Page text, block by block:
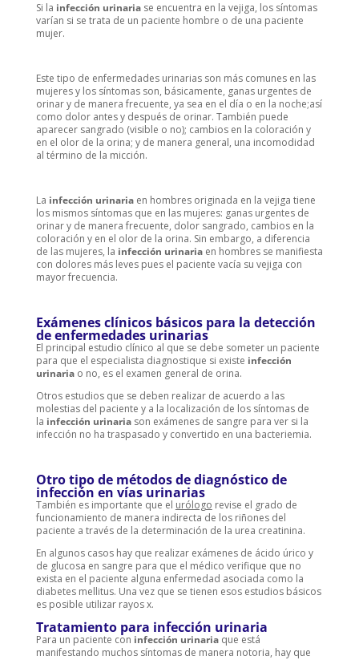
Si la infección urinariase encuentra en la vejiga, los síntomas
varían si se trata de un paciente hombre o de una paciente
mujer.
Este tipo de enfermedades urinarias son más comunes en las
mujeres y los síntomas son, básicamente, ganas urgentes de
orinar y de manera frecuente, ya sea en el día o en la noche;así
como dolor antes y después de orinar. También puede
aparecer sangrado (visible o no); cambios en la coloración y
en el olor de la orina; y de manera general, una incomodidad
al término de la micción.
La infección urinariaen hombres originada en la vejiga tiene
los mismos síntomas que en las mujeres: ganas urgentes de
orinar y de manera frecuente, dolor sangrado, cambios en la
coloración y en el olor de la orina. Sin embargo, a diferencia
de las mujeres, la infección urinariaen hombres se manifiesta
con dolores más leves pues el paciente vacía su vejiga con
mayor frecuencia.
Exámenes clínicos básicos para la detección
de enfermedades urinarias
El principal estudio clínico al que se debe someter un paciente
para que el especialista diagnostique si existe infección
urinariao no, es el examen general de orina.
Otros estudios que se deben realizar de acuerdo a las
molestias del paciente y a la localización de los síntomas de
la infección urinariason exámenes de sangre para ver si la
infección no ha traspasado y convertido en una bacteriemia.
Otro tipo de métodos de diagnóstico de
infección en vías urinarias
También es importante que el urólogo revise el grado de
funcionamiento de manera indirecta de los riñones del
paciente a través de la determinación de la urea creatinina.
En algunos casos hay que realizar exámenes de ácido úrico y
de glucosa en sangre para que el médico verifique que no
exista en el paciente alguna enfermedad asociada como la
diabetes mellitus. Una vez que se tienen esos estudios básicos
es posible utilizar rayos x.
Tratamiento para infección urinaria
Para un paciente con infección urinariaque está
manifestando muchos síntomas de manera notoria, hay que